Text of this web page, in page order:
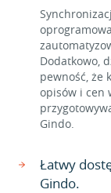
Dodatkowo,
pewność, że
opisów i cen
Gindo.
Łatwy
Gindo.